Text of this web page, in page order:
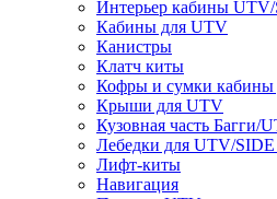
Интерьер кабины UTV/
Кабины для UTV
Канистры
Клатч киты
Кофры и сумки кабины
Крыши для UTV
Кузовная часть Багги/
Лебедки для UTV/
Лифт-киты
Навигация